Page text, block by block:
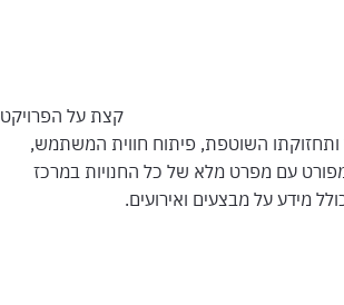
קצת על הפרויקט
ותחזוקתו השוטפת, פיתוח חווית המשתמש,
עם מפרט מלא של כל החנויות במרכז
מידע על מבצעים ואירועים.